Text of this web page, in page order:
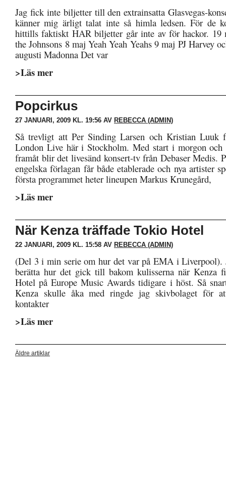
Jag fick inte biljetter till den extrainsatta Glasvegas-
känner mig ärligt talat inte så himla ledsen. För de
hittills faktiskt HAR biljetter går inte av för hackor. 19
the Johnsons 8 maj Yeah Yeah Yeahs 9 maj PJ Harvey
augusti Madonna Det var
>Läs mer
Popcirkus
27 JANUARI, 2009 KL. 19:56 AV REBECCA (ADMIN)
Så trevligt att Per Sinding Larsen och Kristian Luuk
London Live här i Stockholm. Med start i morgon och
framåt blir det livesänd konsert-tv från Debaser Medis.
engelska förlagan får både etablerade och nya artister
första programmet heter lineupen Markus Krunegård,
>Läs mer
När Kenza träffade Tokio Hotel
22 JANUARI, 2009 KL. 15:58 AV REBECCA (ADMIN)
(Del 3 i min serie om hur det var på EMA i Liverpool).
berätta hur det gick till bakom kulisserna när Kenza
Hotel på Europe Music Awards tidigare i höst. Så
Kenza skulle åka med ringde jag skivbolaget för
kontakter
>Läs mer
Äldre artiklar